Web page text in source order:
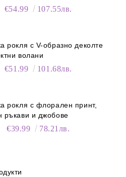
€54.99 107.55лв.
рокля с V-образно деколте
волани
€51.99 101.68лв.
рокля с флорален принт,
ръкави и джобове
€39.99 78.21лв.